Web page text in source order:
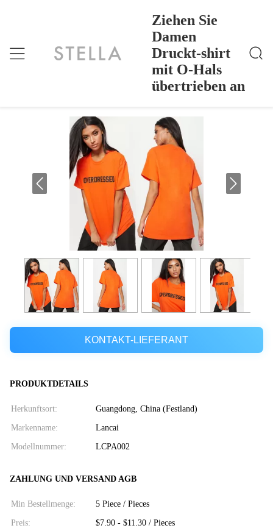
Ziehen Sie
Damen
Druckt-shirt
mit O-Hals
übertrieben an
Nach Hause Products >
Ziehen Sie Damen Druckt-Shirt Mit O-Hals Übertrieb
En An
Ziehen Sie Damen Druckt-shirt mit O-
KONTAKT-LIEFERANT
PRODUKTDETAILS
Herkunftsort: Guangdong, China (Festland)
Markenname: Lancai
Modellnummer: LCPA002
ZAHLUNG UND VERSAND AGB
Min Bestellmenge: 5 Piece / Pieces
Preis: $7.90 - $11.30 / Pieces